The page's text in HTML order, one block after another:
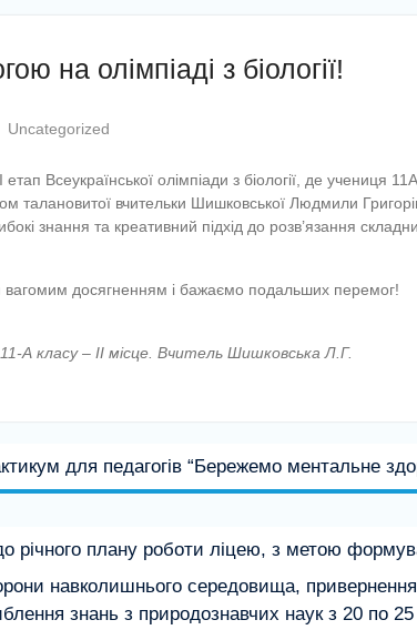
на олімпіаді з біології!
Uncategorized
Всеукраїнської олімпіади з біології, де учениця
талановитої вчительки Шишковської Людмили
знання та креативний підхід до розв’язання
вагомим досягненням і бажаємо подальших перемог!
А класу – ІІ місце. Вчитель Шишковська Л.Г.
для педагогів “Бережемо ментальне
річного плану роботи ліцею, з метою
навколишнього середовища,
знань з природознавчих наук з 20 по